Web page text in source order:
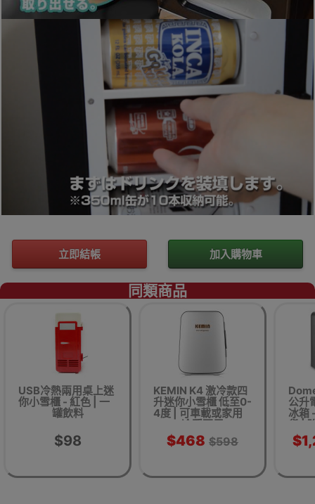
立即結帳 加入購物車
同類商品
USB冷熱兩用桌上迷
你小雪櫃 - 紅色 | 一
罐飲料
$98
KEMIN K4 激冷款四
升迷你小雪櫃 低至0-
4度 | 可車載或家用
冷暖兩用
$468 $598
公升
冰箱
貨 |
兩